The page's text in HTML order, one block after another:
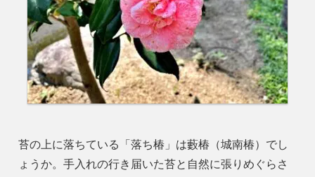
苔の上に落ちている「落ち椿」は藪椿（城南椿）でし
ょうか。手入れの行き届いた苔と自然に張りめぐらさ